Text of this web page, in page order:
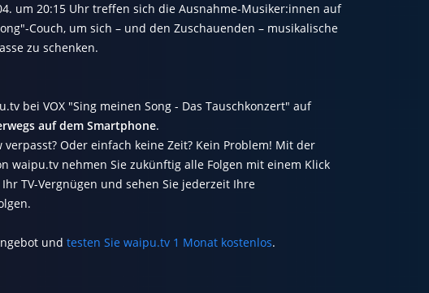
um 20:15 Uhr treffen sich die Ausnahme-Musiker:innen auf
Couch, um sich – und den Zuschauenden – musikalische
zu schenken.
bei VOX "Sing meinen Song - Das Tauschkonzert" auf
auf dem Smartphone.
verpasst? Oder einfach keine Zeit? Kein Problem! Mit der
waipu.tv nehmen Sie zukünftig alle Folgen mit einem Klick
TV-Vergnügen und sehen Sie jederzeit Ihre
und testen Sie waipu.tv 1 Monat kostenlos.